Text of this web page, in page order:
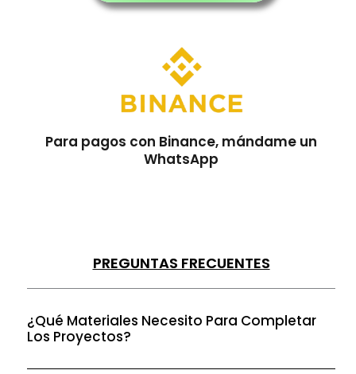
Para pagos con Binance, mándame un
WhatsApp
PREGUNTAS FRECUENTES
¿Qué Materiales Necesito Para Completar
Los Proyectos?